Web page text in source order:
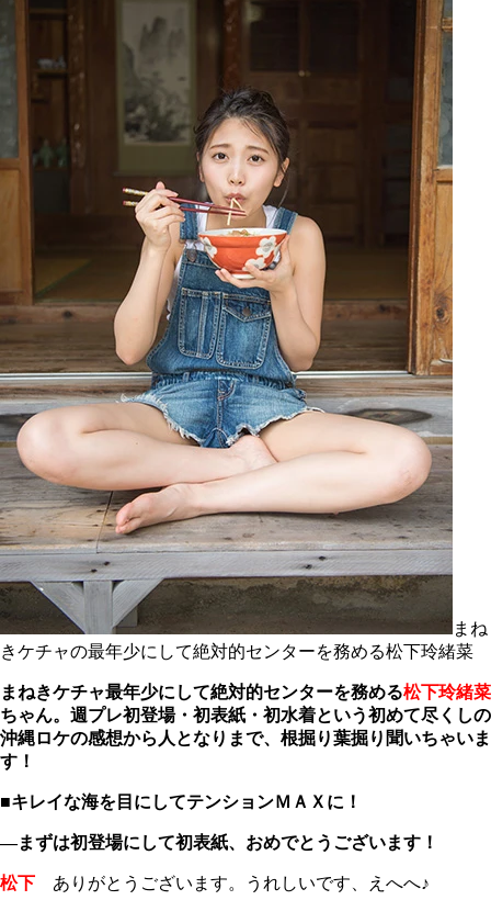
まね
きケチャの最年少にして絶対的センターを務める松下玲緒菜
まねきケチャ最年少にして絶対的センターを務める松下玲緒菜
ちゃん。週プレ初登場・初表紙・初水着という初めて尽くしの
沖縄ロケの感想から人となりまで、根掘り葉掘り聞いちゃいま
す！
■キレイな海を目にしてテンションＭＡＸに！
―まずは初登場にして初表紙、おめでとうございます！
松下 ありがとうございます。うれしいです、えへへ♪